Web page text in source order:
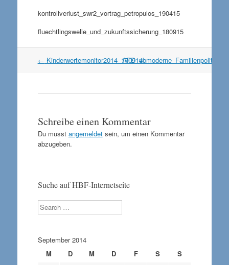
kontrollverlust_swr2_vortrag_petropulos_190415
fluechtlingswelle_und_zukunftssicherung_180915
Artikel
← Kinderwertemonitor2014_170914b
Schreibe einen Kommentar
Du musst angemeldetsein, um einen Kommentar
abzugeben.
Suche auf HBF-Internetseite
Search
September 2014
M
D M D F S
S